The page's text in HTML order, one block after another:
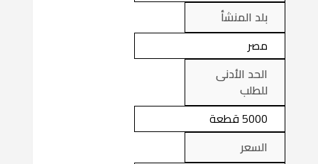
بلد المنشأ
مصر
الحد الأدنى
للطلب
5000 قطعة
السعر